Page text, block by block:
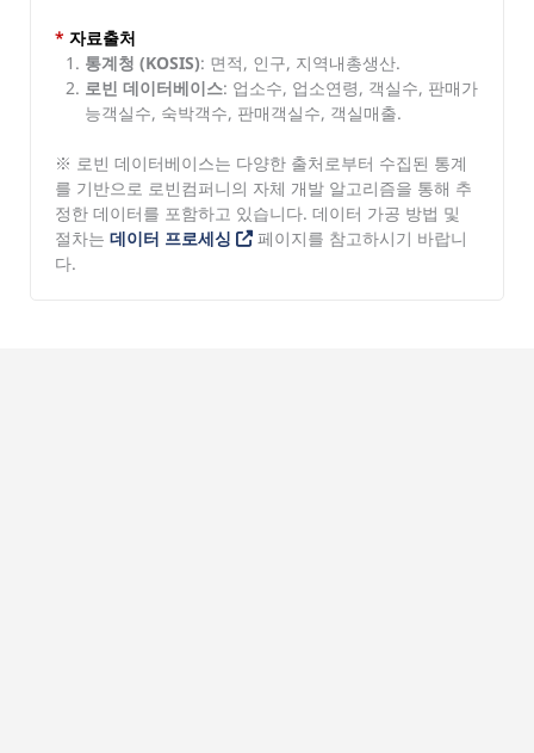
* 자료출처
통계청 (KOSIS): 면적, 인구, 지역내총생산.
로빈 데이터베이스: 업소수, 업소연령, 객실수, 판매가
능객실수, 숙박객수, 판매객실수, 객실매출.
※ 로빈 데이터베이스는 다양한 출처로부터 수집된 통계
를 기반으로 로빈컴퍼니의 자체 개발 알고리즘을 통해 추
정한 데이터를 포함하고 있습니다. 데이터 가공 방법 및
절차는 데이터 프로세싱
페이지를 참고하시기 바랍니
다.